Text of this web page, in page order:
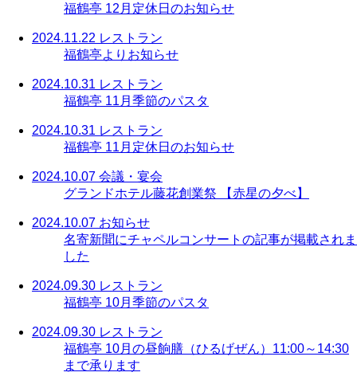
福鶴亭 12月定休日のお知らせ
2024.11.22 レストラン
福鶴亭よりお知らせ
2024.10.31 レストラン
福鶴亭 11月季節のパスタ
2024.10.31 レストラン
福鶴亭 11月定休日のお知らせ
2024.10.07 会議・宴会
グランドホテル藤花創業祭 【赤星の夕べ】
2024.10.07 お知らせ
名寄新聞にチャペルコンサートの記事が掲載されま
した
2024.09.30 レストラン
福鶴亭 10月季節のパスタ
2024.09.30 レストラン
福鶴亭 10月の昼餉膳（ひるげぜん）11:00～14:30
まで承ります